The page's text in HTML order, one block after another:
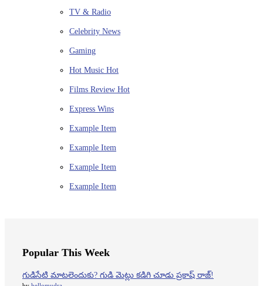
TV & Radio
Celebrity News
Gaming
Hot Music Hot
Films Review Hot
Express Wins
Example Item
Example Item
Example Item
Example Item
Popular This Week
గుడిసేటి మాటలెందుకు? గుడి మెట్లు కడిగి చూడు ప్రకాష్ రాజ్!